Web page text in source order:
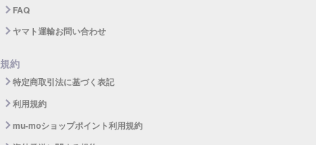
FAQ
ヤマト運輸お問い合わせ
規約
特定商取引法に基づく表記
利用規約
mu-moショップポイント利用規約